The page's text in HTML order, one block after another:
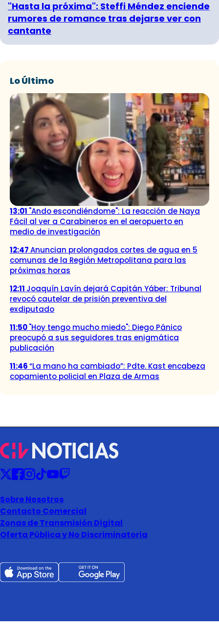
"Hasta la próxima": Steffi Méndez enciende
rumores de romance tras dejarse ver con
cantante
Lo Último
13:01 "Ando escondiéndome": La reacción de Naya
Fácil al ver a Carabineros en el aeropuerto en
medio de investigación
12:47Anuncian prolongados cortes de agua en 5
comunas de la Región Metropolitana para las
próximas horas
12:11 Joaquín Lavín dejará Capitán Yáber: Tribunal
revocó cautelar de prisión preventiva del
exdiputado
11:50"Hoy tengo mucho miedo": Diego Pánico
preocupó a sus seguidores tras enigmática
publicación
11:46“La mano ha cambiado”: Pdte. Kast encabeza
copamiento policial en Plaza de Armas
Sobre Nosotros
Contacto Comercial
Zonas de Transmisión Digital
Oferta Pública y No Discriminatoria